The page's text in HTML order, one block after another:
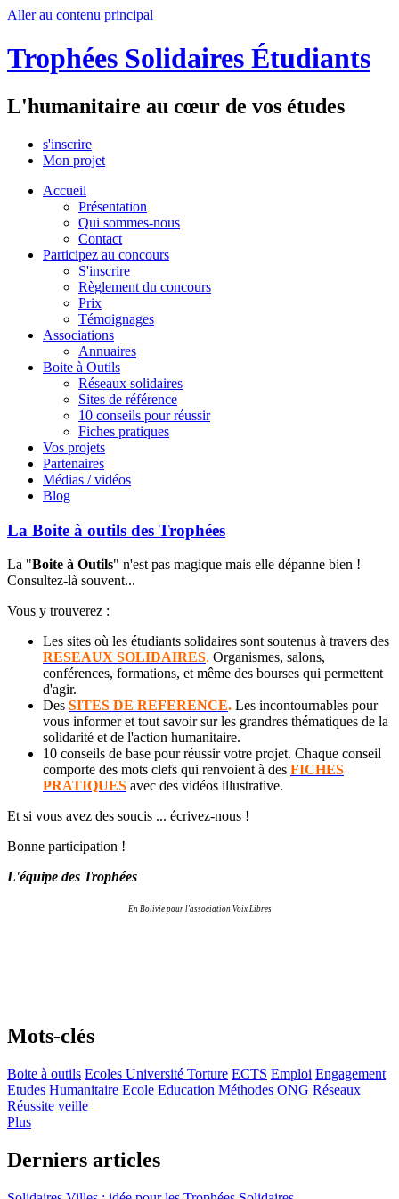
Aller au contenu principal
Trophées Solidaires Étudiants
L'humanitaire au cœur de vos études
s'inscrire
Mon projet
Accueil
Présentation
Qui sommes-nous
Contact
Participez au concours
S'inscrire
Règlement du concours
Prix
Témoignages
Associations
Annuaires
Boite à Outils
Réseaux solidaires
Sites de référence
10 conseils pour réussir
Fiches pratiques
Vos projets
Partenaires
Médias / vidéos
Blog
La Boite à outils des Trophées
La "Boite à Outils" n'est pas magique mais elle dépanne bien !
Consultez-là souvent...
Vous y trouverez :
Les sites où les étudiants solidaires sont soutenus à travers des
RESEAUX SOLIDAIRES. Organismes, salons,
conférences, formations, et même des bourses qui permettent
d'agir.
Des SITES DE REFERENCE. Les incontournables pour
vous informer et tout savoir sur les grandres thématiques de la
solidarité et de l'action humanitaire.
10 conseils de base pour réussir votre projet. Chaque conseil
comporte des mots clefs qui renvoient à des FICHES
PRATIQUES avec des vidéos illustrative.
Et si vous avez des soucis ... écrivez-nous !
Bonne participation !
L'équipe des Trophées
En Bolivie pour l'association Voix Libres
Mots-clés
Boite à outils Ecoles Université Torture ECTS Emploi Engagement
Etudes Humanitaire Ecole Education Méthodes ONG Réseaux
Réussite veille
Plus
Derniers articles